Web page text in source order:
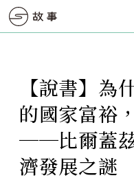
【說書】為
的國家富裕
──比爾蓋
濟發展之謎